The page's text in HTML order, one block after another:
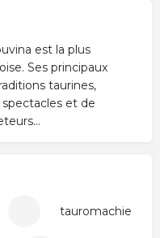
est la plus
Ses principaux
taurines,
spectacles et de
tauromachie